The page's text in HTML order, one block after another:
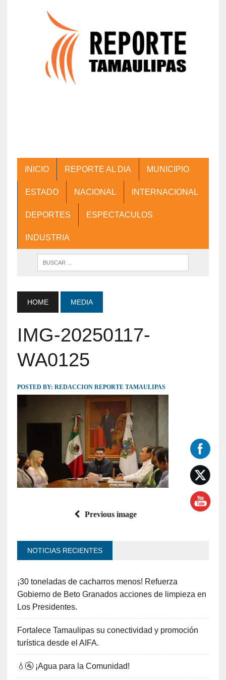
INICIO REPORTE AL DIA MUNICIPIO
ESTADO NACIONAL INTERNACIONAL
DEPORTES ESPECTACULOS
INDUSTRIA
HOME MEDIA
IMG-20250117-
WA0125
POSTED BY: REDACCION REPORTE TAMAULIPAS
Previous image
NOTICIAS RECIENTES
¡30 toneladas de cacharros menos! Refuerza
Gobierno de Beto Granados acciones de limpieza en
Los Presidentes.
Fortalece Tamaulipas su conectividad y promoción
turística desde el AIFA.
💧🚰 ¡Agua para la Comunidad!